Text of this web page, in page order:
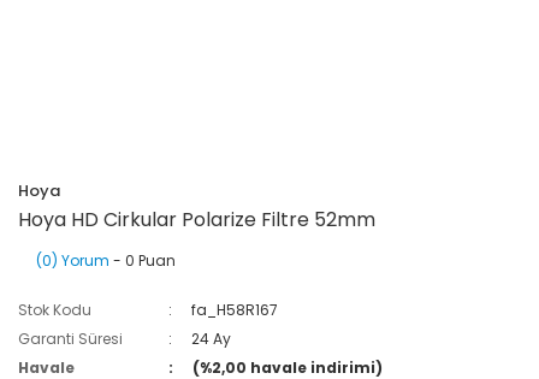
Hoya
Hoya HD Cirkular Polarize Filtre 52mm
(0) Yorum - 0 Puan
Stok Kodu
fa_H58R167
Garanti Süresi
24 Ay
Havale
(%2,00 havale indirimi)